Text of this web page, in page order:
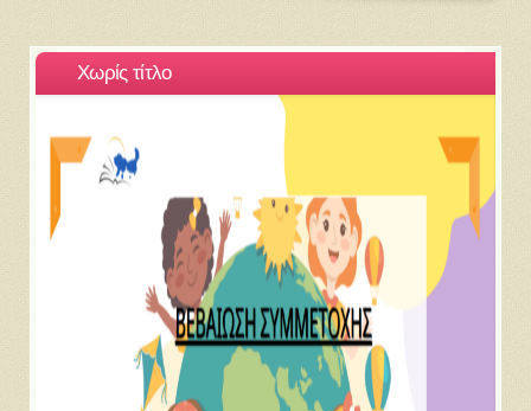
Χωρίς τίτλο